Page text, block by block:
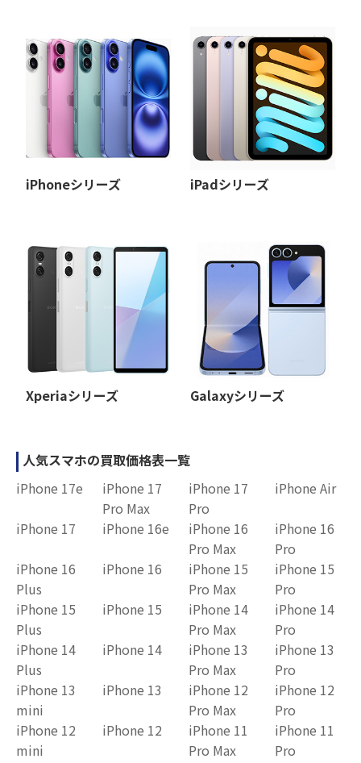
iPhoneシリーズ iPadシリーズ
Xperiaシリーズ Galaxyシリーズ
人気スマホの買取価格表一覧
iPhone 17e
iPhone 17
Pro Max
iPhone 17
Pro
iPhone Air
iPhone 17 iPhone 16e
iPhone 16
Pro Max
iPhone 16
Pro
iPhone 16
Plus
iPhone 16
iPhone 15
Pro Max
iPhone 15
Pro
iPhone 15
Plus
iPhone 15
iPhone 14
Pro Max
iPhone 14
Pro
iPhone 14
Plus
iPhone 14
iPhone 13
Pro Max
iPhone 13
Pro
iPhone 13
mini
iPhone 13
iPhone 12
Pro Max
iPhone 12
Pro
iPhone 12
mini
iPhone 12
iPhone 11
Pro Max
iPhone 11
Pro